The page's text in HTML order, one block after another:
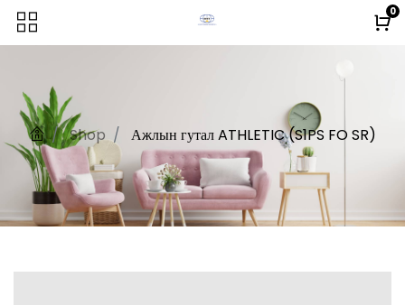
0
Shop Ажлын гутал ATHLETIC (S1PS FO SR)